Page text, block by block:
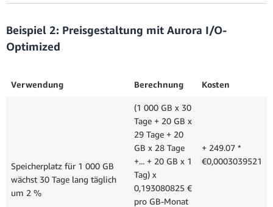
Beispiel 2: Preisgestaltung mit Aurora I/O-
Optimized
Verwendung Berechnung Kosten
Speicherplatz für 1 000 GB
wächst 30 Tage lang täglich
um 2 %
(1 000 GB x 30
Tage + 20 GB x
29 Tage + 20
GB x 28 Tage
+... + 20 GB x 1
Tag) x
0,193080825 €
pro GB-Monat
+ 249.07 *
€0,0003039521